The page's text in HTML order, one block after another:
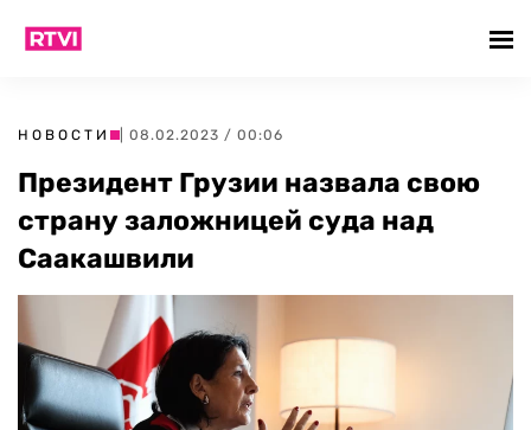
НОВОСТИ | 08.02.2023 / 00:06
Президент Грузии назвала свою
страну заложницей суда над
Саакашвили